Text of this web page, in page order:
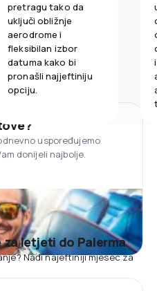
pretragu tako da
uključi obližnje
aerodrome i
fleksibilan izbor
datuma kako bi
pronašli najjeftiniju
opciju.
uspoređujemo
donijeli najbolje.
letjeti do Palerma
Nađi najeftiniji mjesec za